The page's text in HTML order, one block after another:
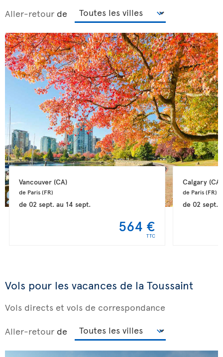
Aller-retour de
Vancouver (CA)
de Paris (FR)
de 02 sept.au 14 sept.
564 €
TTC
Calgary (CA)
de Paris (FR)
de 02 sept.
Vols pour les vacances de la Toussaint
Vols directs et vols de correspondance
Aller-retour de